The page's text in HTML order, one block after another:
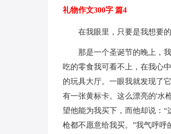
礼物作文300字 篇4
在我眼里，只要是我想要
那是一个圣诞节的晚上，
吃的零食我可看不上，在我心
的玩具大厅。一眼我就发现了
有一张黄标卡。这么漂亮的'水
望他能为我买下，而他却说：“
枪都不愿意给我买。”我气呼